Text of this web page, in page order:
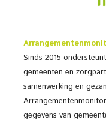
Sinds 2015
gemeenten en
samenwerking en
gegevens van